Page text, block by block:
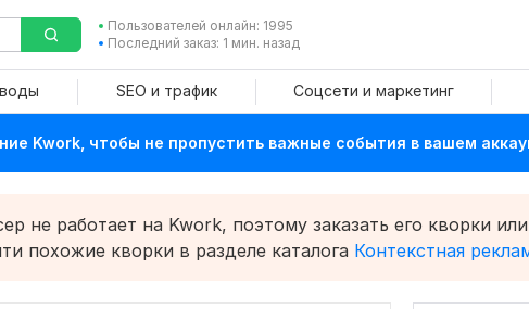
Пользователей онлайн: 1995
Последний заказ: 1 мин. назад
SEO и трафик Соцсети и маркетинг
Kwork, чтобы не пропустить важные события в вашем
не работает на Kwork, поэтому заказать его кворки
похожие кворки в разделе каталога Контекстная